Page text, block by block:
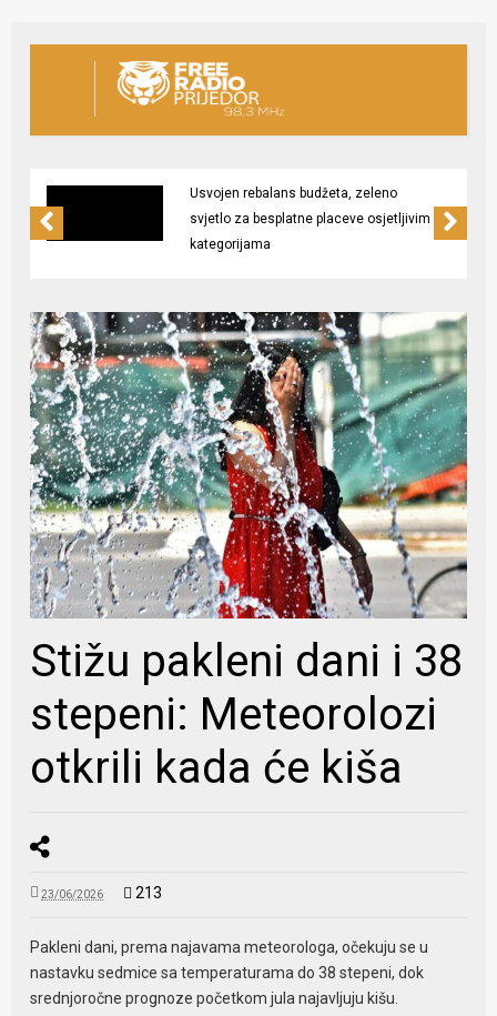
Usvojen rebalans budžeta, zeleno
svjetlo za besplatne placeve osjetljivim
kategorijama
Stižu pakleni dani i 38
stepeni: Meteorolozi
otkrili kada će kiša
23/06/2026 213
Pakleni dani, prema najavama meteorologa, očekuju se u
nastavku sedmice sa temperaturama do 38 stepeni, dok
srednjoročne prognoze početkom jula najavljuju kišu.